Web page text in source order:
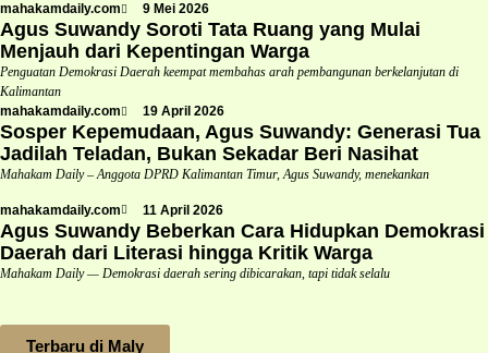
mahakamdaily.com
9 Mei 2026
Agus Suwandy Soroti Tata Ruang yang Mulai
Menjauh dari Kepentingan Warga
Penguatan Demokrasi Daerah keempat membahas arah pembangunan berkelanjutan di
Kalimantan
mahakamdaily.com
19 April 2026
Sosper Kepemudaan, Agus Suwandy: Generasi Tua
Jadilah Teladan, Bukan Sekadar Beri Nasihat
Mahakam Daily – Anggota DPRD Kalimantan Timur, Agus Suwandy, menekankan
mahakamdaily.com 11 April 2026
Agus Suwandy Beberkan Cara Hidupkan Demokrasi
Daerah dari Literasi hingga Kritik Warga
Mahakam Daily — Demokrasi daerah sering dibicarakan, tapi tidak selalu
Terbaru di Maly